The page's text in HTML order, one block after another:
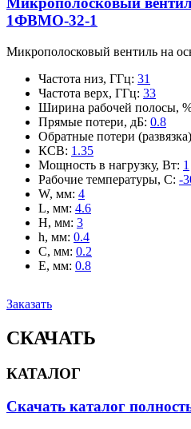
1ФВМO-32-1
Микрополосковый вентиль на
Частота низ, ГГц: 31
Частота верх, ГГц: 33
Ширина рабочей полосы,
Прямые потери, дБ: 0.8
Обратные потери
КСВ: 1.35
Мощность в нагрузку, Вт: 1
Рабочие температуры, С: -
W, мм: 4
L, мм: 4.6
H, мм: 3
h, мм: 0.4
C, мм: 0.2
E, мм: 0.8
Заказать
СКАЧАТЬ
КАТАЛОГ
Скачать каталог